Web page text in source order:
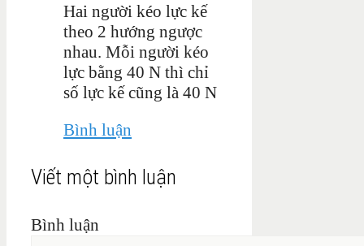
Hai người kéo lực kế
theo 2 hướng ngược
nhau. Mỗi người kéo
lực bằng 40 N thì chỉ
số lực kế cũng là 40 N
Bình luận
Viết một bình luận
Bình luận